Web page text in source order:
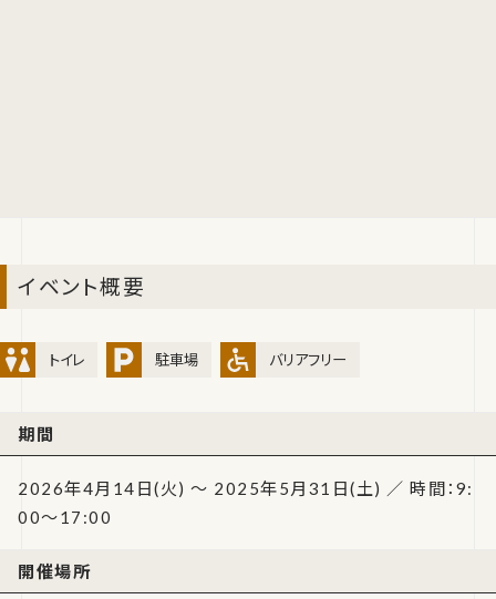
イベント概要
トイレ 駐車場 バリアフリー
期間
2026年4月14日(火) ～ 2025年5月31日(土) ／ 時間：9:
00～17:00
開催場所